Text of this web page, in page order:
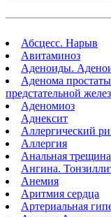
Абсцесс. Нарыв
Авитаминоз
Аденоиды.
Аденома
предстательной
Аденомиоз
Аднексит
Аллергический
Аллергия
Анальная трещина
Ангина.
Анемия
Аритмия сердца
Артериальная